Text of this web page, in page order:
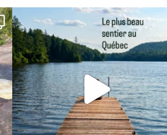
Et si je te disais qu’il existe un sentier où
125 37